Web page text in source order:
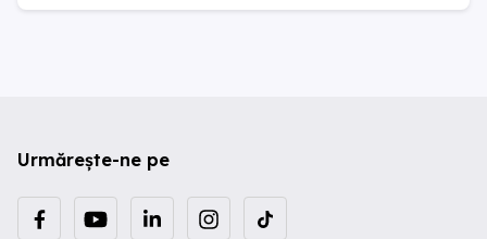
Urmărește-ne pe